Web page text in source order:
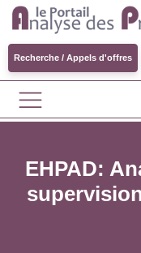
Recherche / Appels d'offres
EHPAD: